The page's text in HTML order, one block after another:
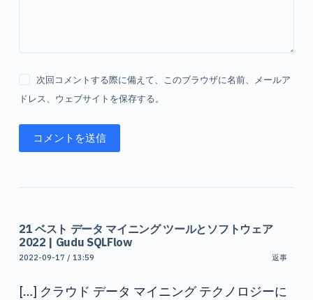
次回コメントする際に備えて、このブラウザに名前、メールア
ドレス、ウェブサイトを保存する。
コメントを送信
21 ベスト データ マイニング ツールとソフトウェア
2022 | Gudu SQLFlow
2022-09-17 / 13:59 返事
[…] クラウド データ マイニング テクノロジーに